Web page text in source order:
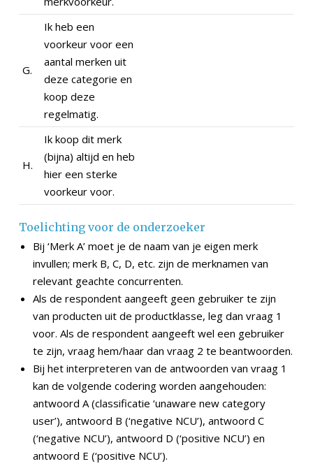
G.
Ik heb een
voorkeur voor een
aantal merken uit
deze categorie en
koop deze
regelmatig.
H.
Ik koop dit merk
(bijna) altijd en heb
hier een sterke
voorkeur voor.
Toelichting voor de onderzoeker
Bij ‘Merk A’ moet je de naam van je eigen merk
invullen; merk B, C, D, etc. zijn de merknamen van
relevant geachte concurrenten.
Als de respondent aangeeft geen gebruiker te zijn
van producten uit de productklasse, leg dan vraag 1
voor. Als de respondent aangeeft wel een gebruiker
te zijn, vraag hem/haar dan vraag 2 te beantwoorden.
Bij het interpreteren van de antwoorden van vraag 1
kan de volgende codering worden aangehouden:
antwoord A (classificatie ‘unaware new category
user’), antwoord B (‘negative NCU’), antwoord C
(‘negative NCU’), antwoord D (‘positive NCU’) en
antwoord E (‘positive NCU’).